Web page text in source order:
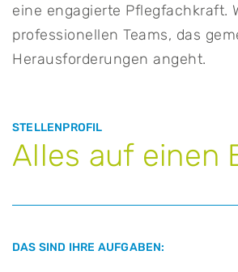
eine engagierte Pflegfachkraft.
professionellen Teams, das
Herausforderungen angeht.
STELLENPROFIL
Alles auf einen
DAS SIND IHRE AUFGABEN: